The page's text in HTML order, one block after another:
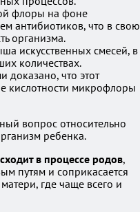
флоры на фоне
антибиотиков, что в свою
организма.
искусственных смесей, в
количествах.
что этот
кислотности микрофлоры
вопрос относительно
ребенка.
в процессе родов,
путям и соприкасается
где чаще всего и